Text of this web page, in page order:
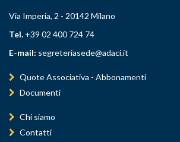
Via Imperia, 2 - 20142 Milano
Tel. +39 02 400 724 74
E-mail: segreteriasede@adaci.it
Quote Associativa - Abbonamenti
Documenti
Chi siamo
Contatti